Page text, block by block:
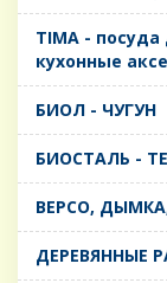
TIMA -
кухонные
БИОЛ - ЧУГУН
БИОСТАЛЬ -
ВЕРСО,
ДЕРЕВЯННЫЕ